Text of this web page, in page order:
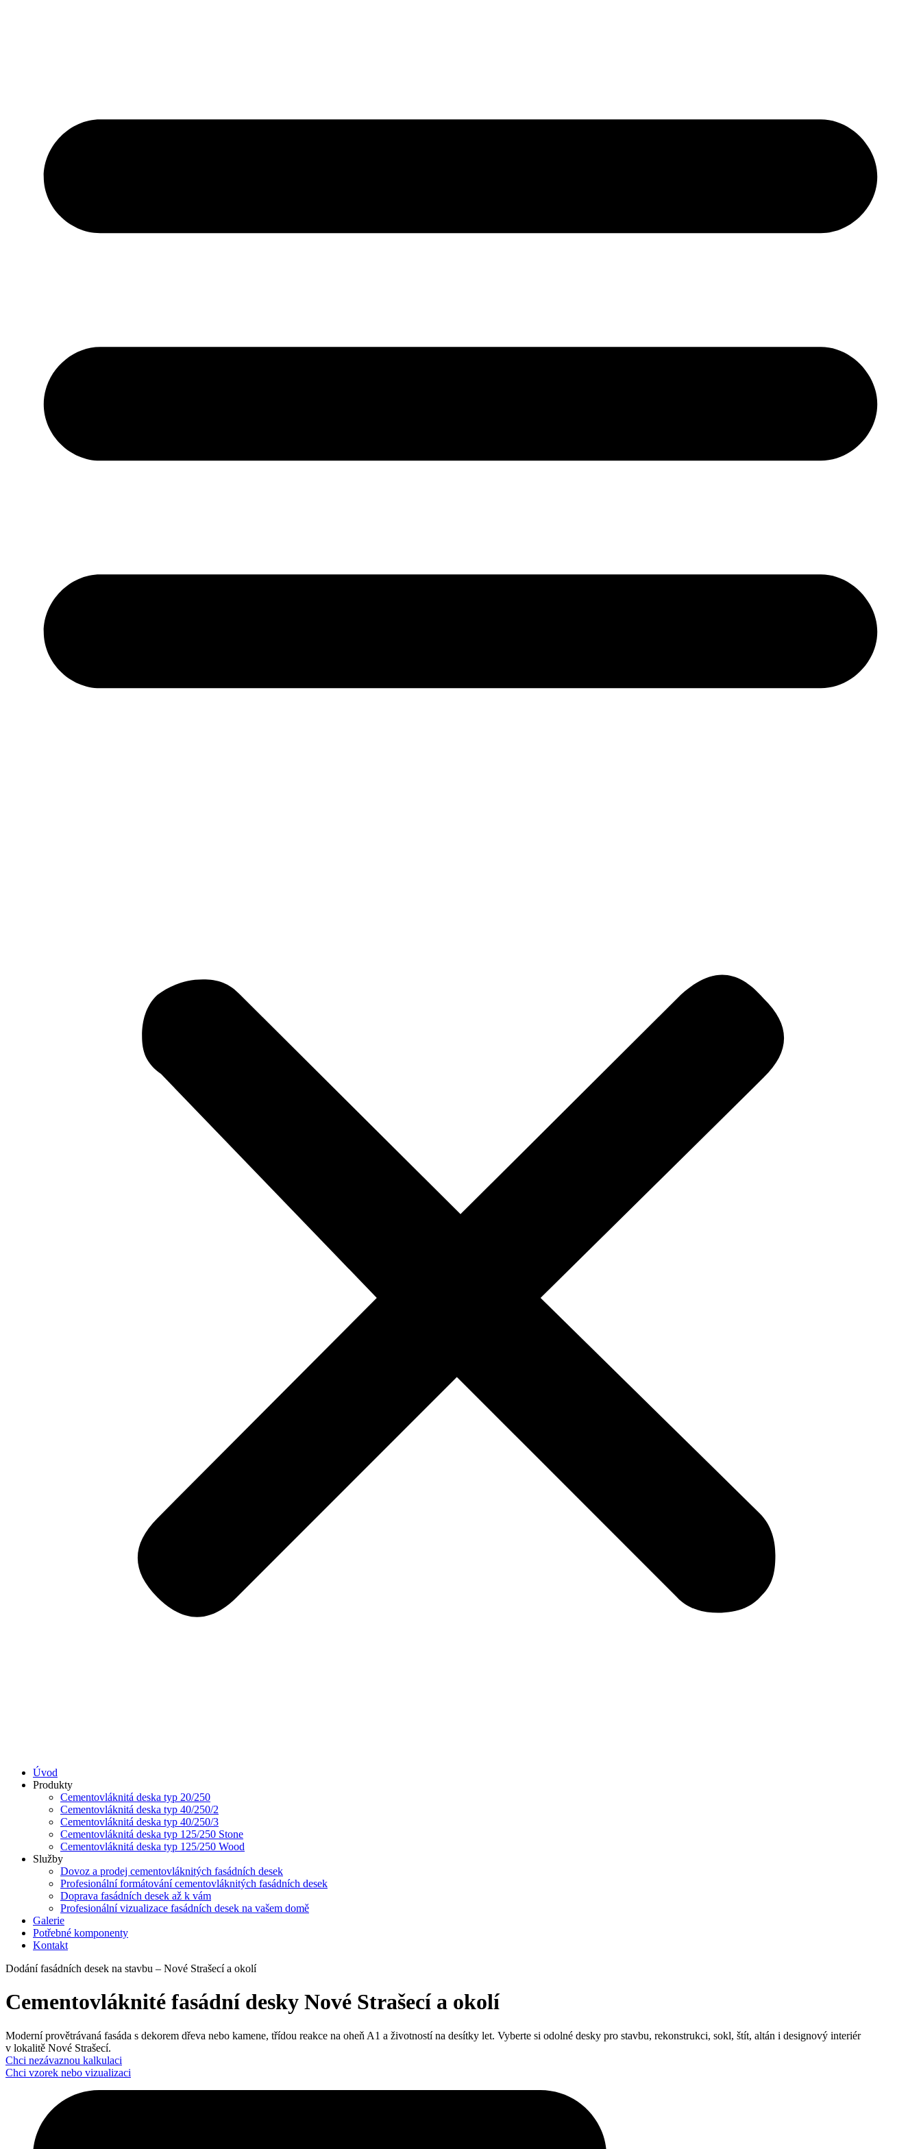
Úvod
Produkty
Cementovláknitá deska typ 20/250
Cementovláknitá deska typ 40/250/2
Cementovláknitá deska typ 40/250/3
Cementovláknitá deska typ 125/250 Stone
Cementovláknitá deska typ 125/250 Wood
Služby
Dovoz a prodej cementovláknitých fasádních desek
Profesionální formátování cementovláknitých fasádních desek
Doprava fasádních desek až k vám
Profesionální vizualizace fasádních desek na vašem domě
Galerie
Potřebné komponenty
Kontakt
Dodání fasádních desek na stavbu – Nové Strašecí a okolí
Cementovláknité fasádní desky Nové Strašecí a okolí
Moderní provětrávaná fasáda s dekorem dřeva nebo kamene, třídou reakce na oheň A1 a životností na desítky let. Vyberte si odolné desky pro stavbu, rekonstrukci, sokl, štít, altán i designový interiér
v lokalitě Nové Strašecí.
Chci nezávaznou kalkulaci
Chci vzorek nebo vizualizaci